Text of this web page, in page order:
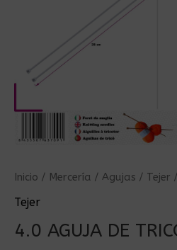
Inicio / Mercería / Agujas / Tejer
Tejer
4.0 AGUJA DE